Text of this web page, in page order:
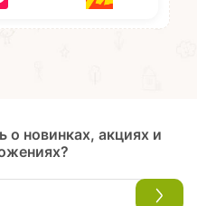
о новинках, акциях и